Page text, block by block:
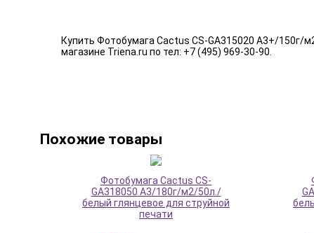
Купить Фотобумага Cactus CS-GA315020 A3+/150г/
магазине Triena.ru по тел: +7 (495) 969-30-90.
Похожие товары
Фотобумага Cactus CS-
GA318050 A3/180г/м2/50л./
белый глянцевое для струйной
печати